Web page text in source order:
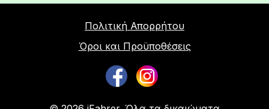
Πολιτική Απορρήτου
Όροι και Προϋποθέσεις